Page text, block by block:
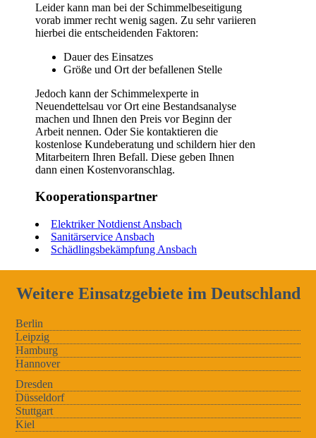
Leider kann man bei der Schimmelbeseitigung
vorab immer recht wenig sagen. Zu sehr variieren
hierbei die entscheidenden Faktoren:
Dauer des Einsatzes
Größe und Ort der befallenen Stelle
Jedoch kann der Schimmelexperte in
Neuendettelsau vor Ort eine Bestandsanalyse
machen und Ihnen den Preis vor Beginn der
Arbeit nennen. Oder Sie kontaktieren die
kostenlose Kundeberatung und schildern hier den
Mitarbeitern Ihren Befall. Diese geben Ihnen
dann einen Kostenvoranschlag.
Kooperationspartner
Elektriker Notdienst Ansbach
Sanitärservice Ansbach
Schädlingsbekämpfung Ansbach
Weitere Einsatzgebiete im Deutschland
Berlin
Leipzig
Hamburg
Hannover
Dresden
Düsseldorf
Stuttgart
Kiel